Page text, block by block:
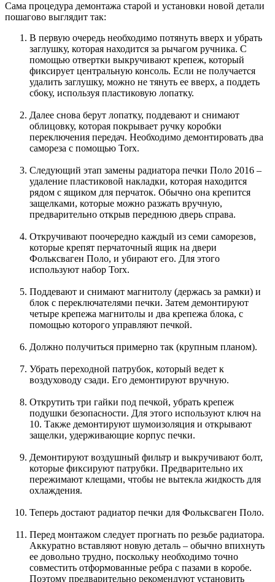
Сама процедура демонтажа старой и установки новой детали
пошагово выглядит так:
В первую очередь необходимо потянуть вверх и убрать
заглушку, которая находится за рычагом ручника. С
помощью отвертки выкручивают крепеж, который
фиксирует центральную консоль. Если не получается
удалить заглушку, можно не тянуть ее вверх, а поддеть
сбоку, используя пластиковую лопатку.
Далее снова берут лопатку, поддевают и снимают
облицовку, которая покрывает ручку коробки
переключения передач. Необходимо демонтировать два
самореза с помощью Torx.
Следующий этап замены радиатора печки Поло 2016 –
удаление пластиковой накладки, которая находится
рядом с ящиком для перчаток. Обычно она крепится
защелками, которые можно разжать вручную,
предварительно открыв переднюю дверь справа.
Откручивают поочередно каждый из семи саморезов,
которые крепят перчаточный ящик на двери
Фольксваген Поло, и убирают его. Для этого
используют набор Torx.
Поддевают и снимают магнитолу (держась за рамки) и
блок с переключателями печки. Затем демонтируют
четыре крепежа магнитолы и два крепежа блока, с
помощью которого управляют печкой.
Должно получиться примерно так (крупным планом).
Убрать переходной патрубок, который ведет к
воздуховоду сзади. Его демонтируют вручную.
Открутить три гайки под печкой, убрать крепеж
подушки безопасности. Для этого используют ключ на
10. Также демонтируют шумоизоляция и открывают
защелки, удерживающие корпус печки.
Демонтируют воздушный фильтр и выкручивают болт,
которые фиксируют патрубки. Предварительно их
пережимают клещами, чтобы не вытекла жидкость для
охлаждения.
Теперь достают радиатор печки для Фольксваген Поло.
Перед монтажом следует прогнать по резьбе радиатора.
Аккуратно вставляют новую деталь – обычно впихнуть
ее довольно трудно, поскольку необходимо точно
совместить отформованные ребра с пазами в коробе.
Поэтому предварительно рекомендуют установить